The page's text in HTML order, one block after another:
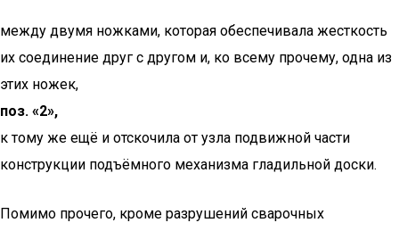
между двумя ножками, которая обеспечивала жесткость
их соединение друг с другом и, ко всему прочему, одна из
этих ножек,
поз. «2»,
к тому же ещё и отскочила от узла подвижной части
конструкции подъёмного механизма гладильной доски.
Помимо прочего, кроме разрушений сварочных